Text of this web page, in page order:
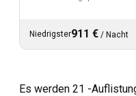
Niedrigster911 € / Nacht
Es werden 21 -